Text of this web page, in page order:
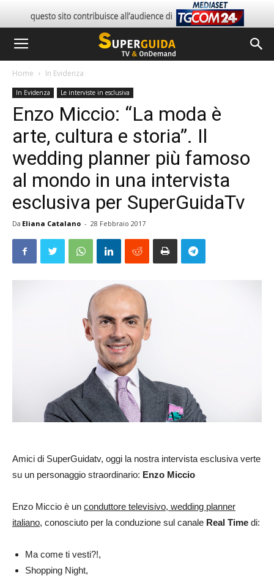
Home In Evidenza
In Evidenza Le interviste in esclusiva
Enzo Miccio: “La moda è
arte, cultura e storia”. Il
wedding planner più famoso
al mondo in una intervista
esclusiva per SuperGuidaTv
Da Eliana Catalano - 28 Febbraio 2017
Amici di SuperGuidatv, oggi la nostra intervista esclusiva verte
su un personaggio straordinario: Enzo Miccio
Enzo Miccio è un conduttore televisivo, wedding planner
italiano, conosciuto per la conduzione sul canale Real Time di:
Ma come ti vesti?!,
Shopping Night,